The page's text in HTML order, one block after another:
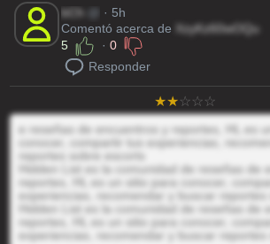
bCh
· 5h
Comentó acerca de XzyKz60wOQu
5
·0
Responder
e reseñas de encuentros y reportes, HL es
conocer, compartir tus experiencias,
reportes sobre escorts
Hidden List es la comunidad de reseñas de
reportes, HL es un sitio para conocer,
experiencias, recomendar y buscar reportes
Hidden List es la comunidad de reseñas de
reportes, HL es un sitio para conocer,
experiencias, recomendar y buscar reportes